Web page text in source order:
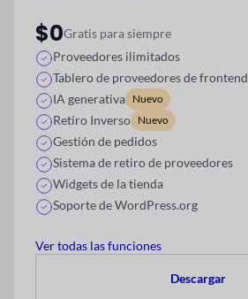
$0Gratis para siempre
Proveedores ilimitados
Tablero de proveedores de frontend
IA generativa Nuevo
Retiro Inverso Nuevo
Gestión de pedidos
Sistema de retiro de proveedores
Widgets de la tienda
Soporte de WordPress.org
Ver todas las funciones
Descargar